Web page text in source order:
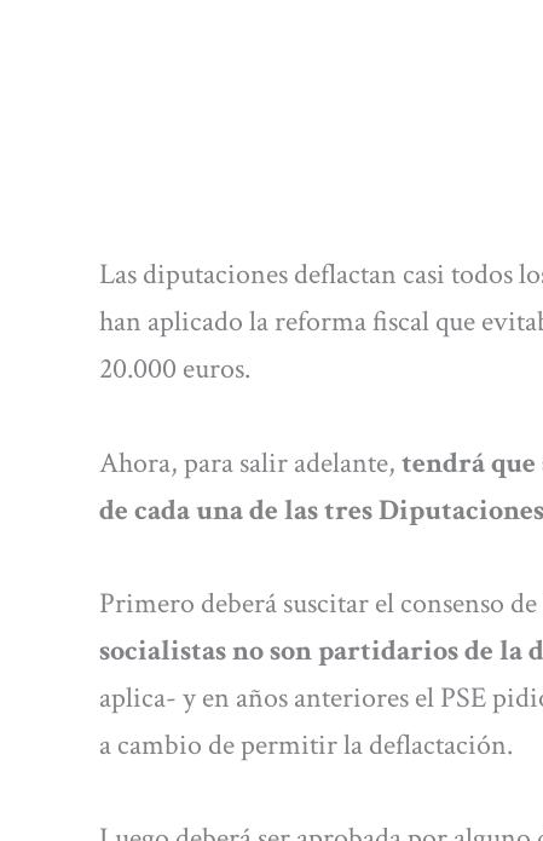
Las diputaciones deflactan casi todos
han aplicado la reforma fiscal que
20.000 euros.
Ahora, para salir adelante,tendrá que
de cada una de las tres
Primero deberá suscitar el consenso
socialistas no son partidarios de la
aplica- y en años anteriores el PSE
a cambio de permitir la deflactación.